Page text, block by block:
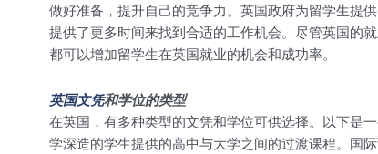
做好准备，提升自己的竞争力。英国政府为留学生提
提供了更多时间来找到合适的工作机会。尽管英国的
都可以增加留学生在英国就业的机会和成功率。
英国文凭和学位的类型
在英国，有多种类型的文凭和学位可供选择。以下是
学深造的学生提供的高中与大学之间的过渡课程。国